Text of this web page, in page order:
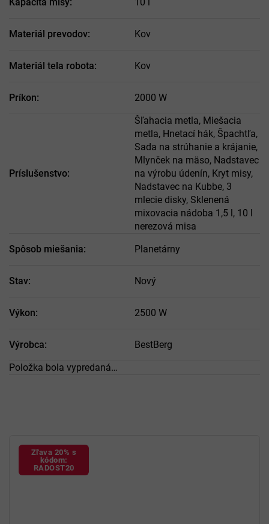
Materiál prevodov: Kov
Materiál tela robota: Kov
Príkon: 2000 W
Príslušenstvo:
Šľahacia metla, Miešacia
metla, Hnetací hák, Špachtľa,
Sada na strúhanie a krájanie,
Mlynček na mäso, Nadstavec
na výrobu údenín, Kryt misy,
Nadstavec na Kubbe, 3
mlecie disky, Sklenená
mixovacia nádoba 1,5 l, 10 l
nerezová misa
Spôsob miešania: Planetárny
Stav: Nový
Výkon: 2500 W
Výrobca:
BestBerg
Položka bola vypredaná…
Zľava 20% s
kódom:
RADOST20